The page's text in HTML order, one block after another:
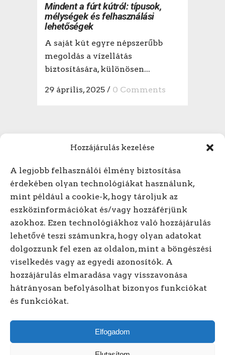
Hozzájárulás kezelése
A legjobb felhasználói élmény biztosítása
érdekében olyan technológiákat használunk,
mint például a cookie-k, hogy tároljuk az
eszközinformációkat és/vagy hozzáférjünk
azokhoz. Ezen technológiákhoz való hozzájárulás
lehetővé teszi számunkra, hogy olyan adatokat
dolgozzunk fel ezen az oldalon, mint a böngészési
viselkedés vagy az egyedi azonosítók. A
hozzájárulás elmaradása vagy visszavonása
hátrányosan befolyásolhat bizonyos funkciókat
és funkciókat.
Elfogadom
Mindent a fúrt kútról: típusok,
mélységek és felhasználási
lehetőségek
A saját kút egyre népszerűbb
megoldás a vízellátás
biztosítására, különösen...
29 április, 2025 / 0 Comments
Hívjon minket! +3620/318-
1614
Kövessen minket online!